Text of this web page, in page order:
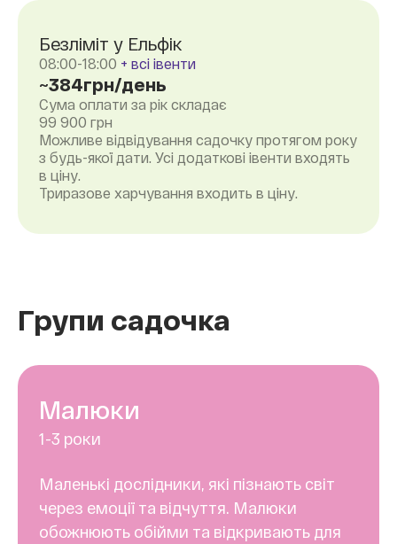
Безліміт у Ельфік
08:00-18:00 + всі івенти
~384грн/день
Сума оплати за рік складає
99 900 грн
Можливе відвідування садочку протягом року
з будь-якої дати. Усі додаткові івенти входять
в ціну.
Триразове харчування входить в ціну.
Групи садочка
Малюки
1-3 роки
Маленькі дослідники, які пізнають світ
через емоції та відчуття. Малюки
обожнюють обійми та відкривають для